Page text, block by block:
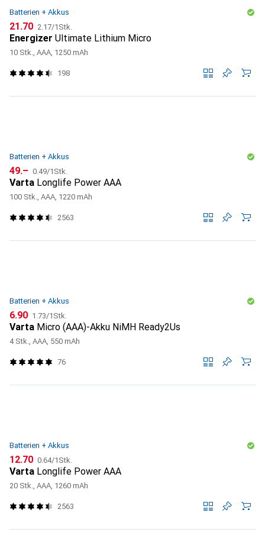
Batterien + Akkus
CHF
21.70 CHF
2.17/1Stk.
Energizer Ultimate Lithium Micro
10 Stk., AAA, 1250 mAh
198
Batterien + Akkus
CHF
49.– CHF
0.49/1Stk.
Varta Longlife Power AAA
100 Stk., AAA, 1220 mAh
2563
Batterien + Akkus
CHF
6.90 CHF
1.73/1Stk.
Varta Micro (AAA)-Akku NiMH Ready2Us
4 Stk., AAA, 550 mAh
76
Batterien + Akkus
CHF
12.70 CHF
0.64/1Stk.
Varta Longlife Power AAA
20 Stk., AAA, 1260 mAh
2563